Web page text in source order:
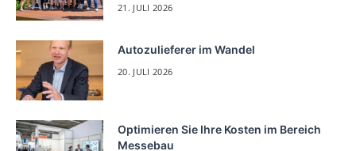
21. JULI 2026
Autozulieferer im Wandel
20. JULI 2026
Optimieren Sie Ihre Kosten im Bereich
Messebau